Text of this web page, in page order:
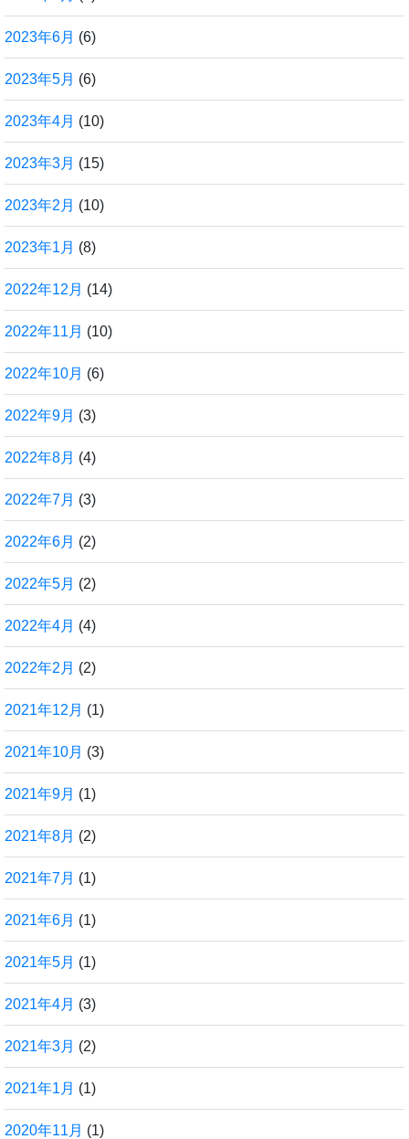
2023年6月 (6)
2023年5月 (6)
2023年4月 (10)
2023年3月 (15)
2023年2月 (10)
2023年1月 (8)
2022年12月 (14)
2022年11月 (10)
2022年10月 (6)
2022年9月 (3)
2022年8月 (4)
2022年7月 (3)
2022年6月 (2)
2022年5月 (2)
2022年4月 (4)
2022年2月 (2)
2021年12月 (1)
2021年10月 (3)
2021年9月 (1)
2021年8月 (2)
2021年7月 (1)
2021年6月 (1)
2021年5月 (1)
2021年4月 (3)
2021年3月 (2)
2021年1月 (1)
2020年11月 (1)